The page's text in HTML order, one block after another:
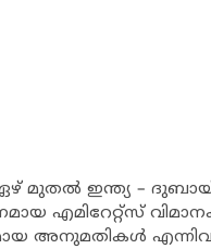
ഇന്ത്യ – ദുബായ്
എമിറേറ്റ്‌സ്
അനുമതികള്‍ എന്നിവ